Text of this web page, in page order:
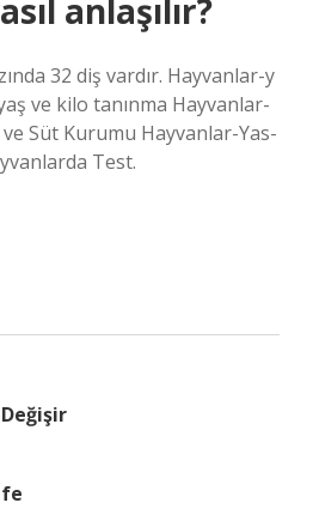
anlaşılır?
32 diş vardır. Hayvanlar-y
ve kilo tanınma Hayvanlar-
Süt Kurumu Hayvanlar-Yas-
Test.